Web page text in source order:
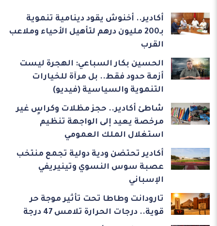
أكادير.. أخنوش يقود دينامية تنموية
بـ200 مليون درهم لتأهيل الأحياء وملاعب
القرب
الحسين بكار السباعي: الهجرة ليست
أزمة حدود فقط.. بل مرآة للخيارات
التنموية والسياسية (فيديو)
شاطئ أكادير.. حجز مظلات وكراسٍ غير
مرخصة يعيد إلى الواجهة تنظيم
استغلال الملك العمومي
أكادير تحتضن ودية دولية تجمع منتخب
عصبة سوس النسوي وتينيريفي
الإسباني
تارودانت وطاطا تحت تأثير موجة حر
قوية.. درجات الحرارة تلامس 47 درجة